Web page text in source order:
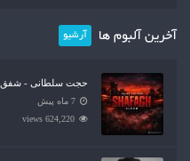
آخرین آلبوم ها آرشیو
حجت سلطانی - شفق
7 ماه پیش
624,220 views